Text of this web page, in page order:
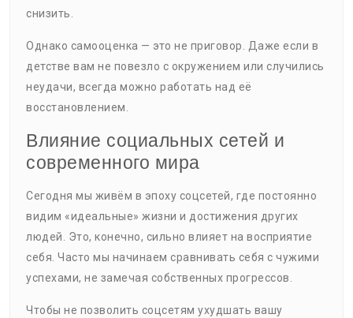
снизить.
Однако самооценка — это не приговор. Даже если в
детстве вам не повезло с окружением или случились
неудачи, всегда можно работать над её
восстановлением.
Влияние социальных сетей и
современного мира
Сегодня мы живём в эпоху соцсетей, где постоянно
видим «идеальные» жизни и достижения других
людей. Это, конечно, сильно влияет на восприятие
себя. Часто мы начинаем сравнивать себя с чужими
успехами, не замечая собственных прогрессов.
Чтобы не позволить соцсетям ухудшать вашу